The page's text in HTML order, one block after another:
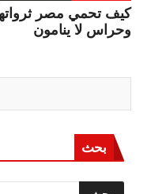
كيف تحمي مصر
وحراس لا ينامون
بحث